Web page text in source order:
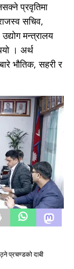
प्रवृतिमा
सचिव,
मन्त्रालय
। अर्थ
भौतिक, सहरी र
प्रचण्डको दाबी